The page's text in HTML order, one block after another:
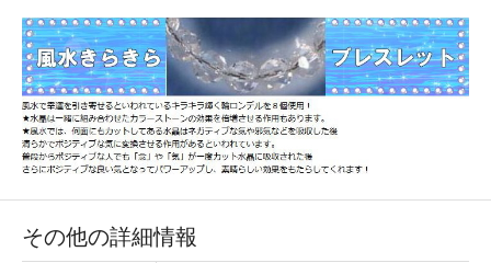
その他の詳細情報